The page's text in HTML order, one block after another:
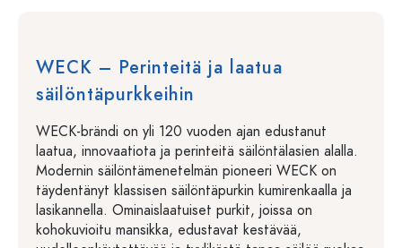
WECK – Perinteitä ja laatua
säilöntäpurkkeihin
WECK-brändi on yli 120 vuoden ajan edustanut
laatua, innovaatiota ja perinteitä säilöntälasien alalla.
Modernin säilöntämenetelmän pioneeri WECK on
täydentänyt klassisen säilöntäpurkin kumirenkaalla ja
lasikannella. Ominaislaatuiset purkit, joissa on
kohokuvioitu mansikka, edustavat kestävää,